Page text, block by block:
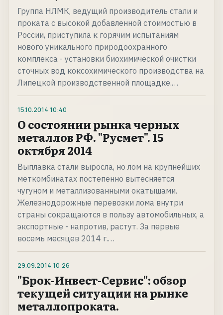
Группа НЛМК, ведущий производитель стали и
проката с высокой добавленной стоимостью в
России, приступила к горячим испытаниям
нового уникального природоохранного
комплекса - установки биохимической очистки
сточных вод коксохимического производства на
Липецкой производственной площадке.…
15.10.2014 10:40
О состоянии рынка черных
металлов РФ. "Русмет". 15
октября 2014
Выплавка стали выросла, но лом на крупнейших
меткомбинатах постепенно вытесняется
чугуном и металлизованными окатышами.
Железнодорожные перевозки лома внутри
страны сокращаются в пользу автомобильных, а
экспортные - напротив, растут. За первые
восемь месяцев 2014 г.…
29.09.2014 10:26
"Брок-Инвест-Сервис": обзор
текущей ситуации на рынке
металлопроката.